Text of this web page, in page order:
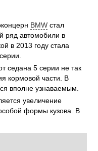
BMW стал
ряд автомобили в
в 2013 году стала
седана 5 серии не так
кормовой части. В
вполне узнаваемым.
увеличение
формы кузова. В